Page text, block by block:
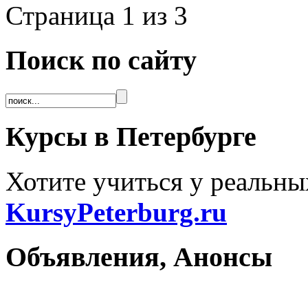
Страница 1 из 3
Поиск по сайту
Курсы в Петербурге
Хотите учиться у
KursyPeterburg.ru
Объявления, Анонсы